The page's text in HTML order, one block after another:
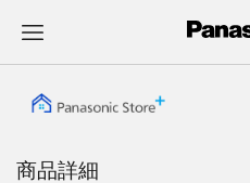
商品詳細